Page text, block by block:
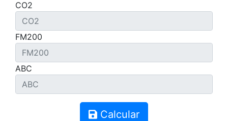
CO2
FM200
ABC
Calcular